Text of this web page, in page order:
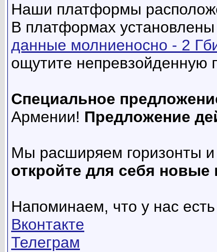
Наши платформы
В платформах
данные молниеносно - 2
ощутите непревзойденную
Специальное
Армении! Предложение
Мы расширяем горизонты и
откройте для себя
Напоминаем, что у нас есть
Вконтакте
Телеграм